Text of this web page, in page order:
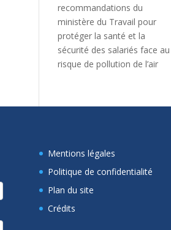
recommandations du
ministère du Travail pour
protéger la santé et la
sécurité des salariés face au
risque de pollution de l’air
Mentions légales
Politique de confidentialité
Plan du site
Crédits